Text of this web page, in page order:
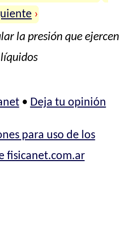
›
la presión que ejercen
• Deja tu opinión
para uso de los
fisicanet.com.ar